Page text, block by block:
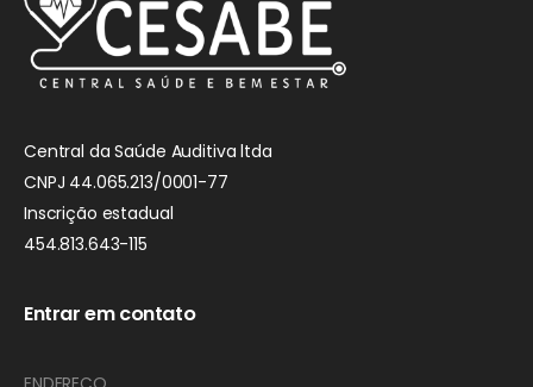
Central da Saúde Auditiva ltda
CNPJ 44.065.213/0001-77
Inscrição estadual
454.813.643-115
Entrar em contato